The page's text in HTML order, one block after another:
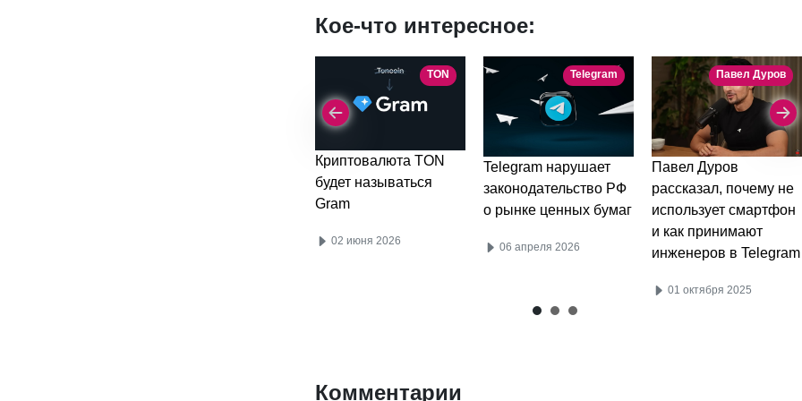
Кое-что интересное:
TON
Криптовалюта TON
будет называться
Gram
02 июня 2026
Telegram
Telegram нарушает
законодательство РФ
о рынке ценных бумаг
06 апреля 2026
Павел Дуров
Павел Дуров
рассказал, почему не
использует смартфон
и как принимают
инженеров в Telegram
01 октября 2025
Комментарии